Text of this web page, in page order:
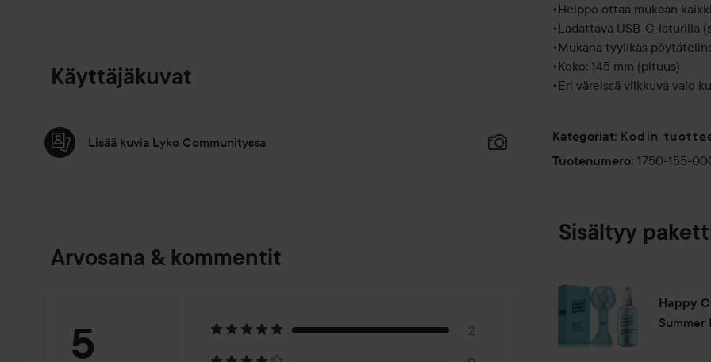
Käyttäjäkuvat
Lisää kuvia Lyko Communityssa
Arvosana & kommentit
Arvosana:
5
2
•Helppo ottaa mukaan
•Ladattava USB-C-laturilla
•Mukana tyylikäs
•Koko: 145 mm (pituus)
•Eri väreissä vilkkuva valo
Kategoriat: Kodin
Tuotenumero: 1750-155-
Sisältyy
Happy
Summer